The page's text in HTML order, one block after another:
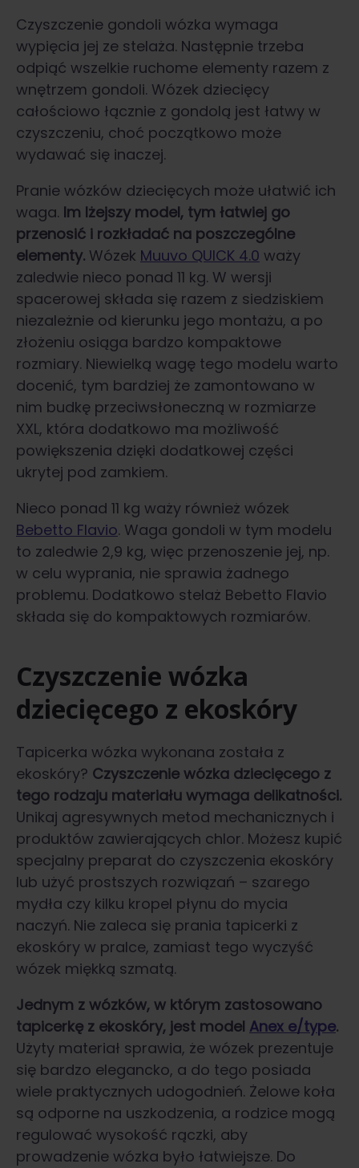
Czyszczenie gondoli wózka wymaga
wypięcia jej ze stelaża. Następnie trzeba
odpiąć wszelkie ruchome elementy razem z
wnętrzem gondoli. Wózek dziecięcy
całościowo łącznie z gondolą jest łatwy w
czyszczeniu, choć początkowo może
wydawać się inaczej.
Pranie wózków dziecięcych może ułatwić ich
waga. Im lżejszy model, tym łatwiej go
przenosić i rozkładać na poszczególne
elementy. Wózek Muuvo QUICK 4.0 waży
zaledwie nieco ponad 11 kg. W wersji
spacerowej składa się razem z siedziskiem
niezależnie od kierunku jego montażu, a po
złożeniu osiąga bardzo kompaktowe
rozmiary. Niewielką wagę tego modelu warto
docenić, tym bardziej że zamontowano w
nim budkę przeciwsłoneczną w rozmiarze
XXL, która dodatkowo ma możliwość
powiększenia dzięki dodatkowej części
ukrytej pod zamkiem.
Nieco ponad 11 kg waży również wózek
Bebetto Flavio. Waga gondoli w tym modelu
to zaledwie 2,9 kg, więc przenoszenie jej, np.
w celu wyprania, nie sprawia żadnego
problemu. Dodatkowo stelaż Bebetto Flavio
składa się do kompaktowych rozmiarów.
Czyszczenie wózka
dziecięcego z ekoskóry
Tapicerka wózka wykonana została z
ekoskóry? Czyszczenie wózka dziecięcego z
tego rodzaju materiału wymaga delikatności.
Unikaj agresywnych metod mechanicznych i
produktów zawierających chlor. Możesz kupić
specjalny preparat do czyszczenia ekoskóry
lub użyć prostszych rozwiązań – szarego
mydła czy kilku kropel płynu do mycia
naczyń. Nie zaleca się prania tapicerki z
ekoskóry w pralce, zamiast tego wyczyść
wózek miękką szmatą.
Jednym z wózków, w którym zastosowano
tapicerkę z ekoskóry, jest model Anex e/type.
Użyty materiał sprawia, że wózek prezentuje
się bardzo elegancko, a do tego posiada
wiele praktycznych udogodnień. Żelowe koła
są odporne na uszkodzenia, a rodzice mogą
regulować wysokość rączki, aby
prowadzenie wózka było łatwiejsze. Do